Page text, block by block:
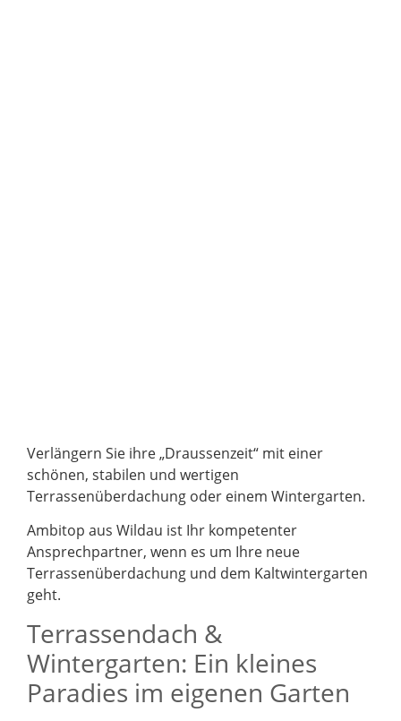
Verlängern Sie ihre „Draussenzeit“ mit einer
schönen, stabilen und wertigen
Terrassenüberdachung oder einem Wintergarten.
Ambitop aus Wildau ist Ihr kompetenter
Ansprechpartner, wenn es um Ihre neue
Terrassenüberdachung und dem Kaltwintergarten
geht.
Terrassendach &
Wintergarten: Ein kleines
Paradies im eigenen Garten